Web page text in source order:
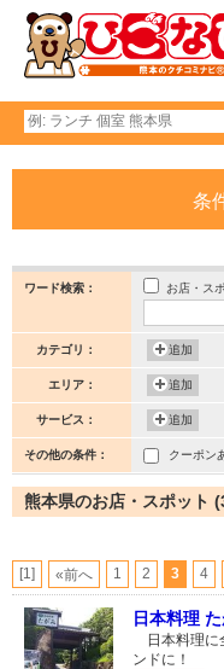
条
ワード検索： お店・ス
カテゴリ： 追加
エリア： 追加
サービス： 追加
その他の条件： クーポン
熊本県のお店・スポット
[1] «前へ 1 2 3 4
日本料理
日本料理に
ンドに！